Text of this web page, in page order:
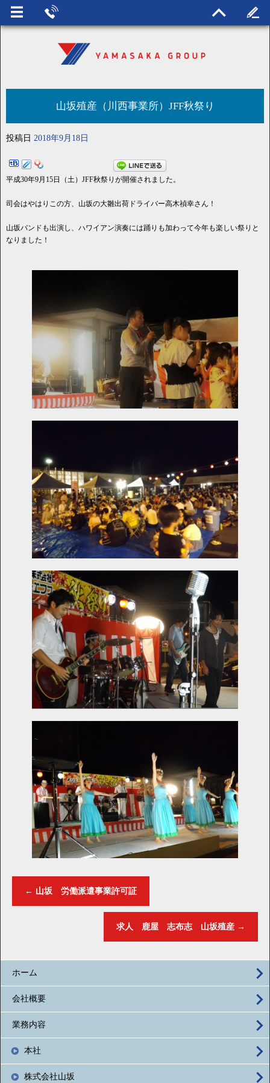
山坂殖産（川西事業所）JFF秋祭り
投稿日 2018年9月18日
平成30年9月15日（土）JFF秋祭りが開催されました。
司会はやはりこの方、山坂の大雛出荷ドライバー高木禎幸さん！
山坂バンドも出演し、ハワイアン演奏には踊りも加わって今年も楽しい祭りと
なりました！
← 山坂 労働派遣事業許可証
求人 鹿屋 志布志 山坂殖産 →
ホーム
会社概要
業務内容
本社
株式会社山坂